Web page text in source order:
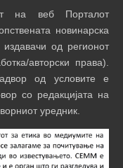
на веб Порталот
новинарска
од регионот
авторски права).
од условите е
со редакцијата на
уредник.